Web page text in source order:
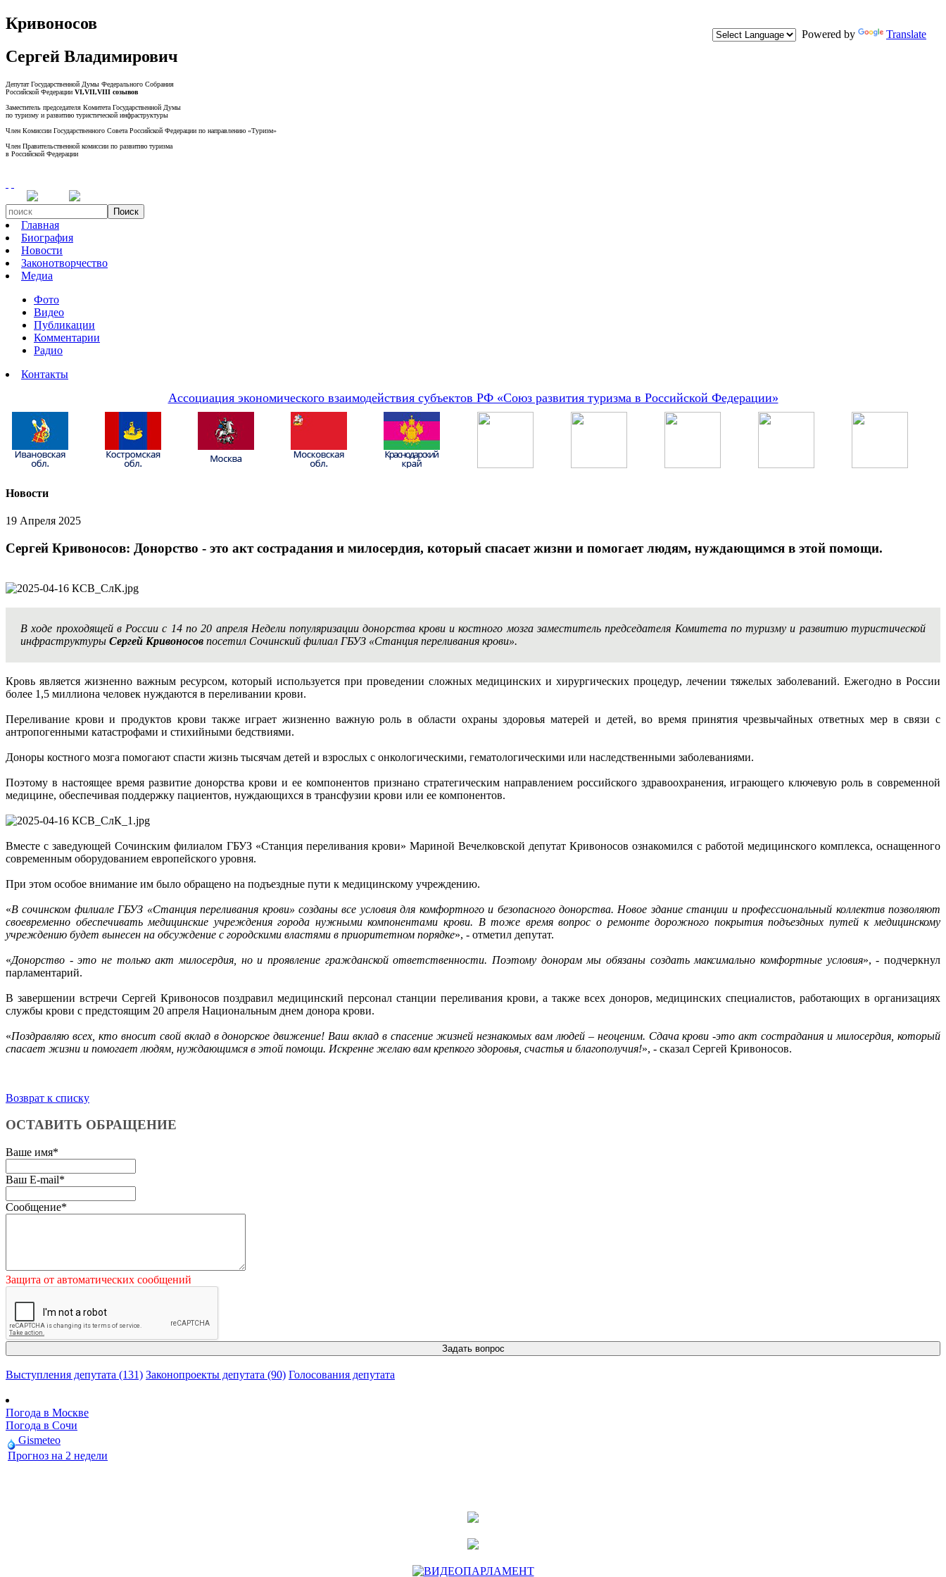
Powered by Translate
Кривоносов
Сергей Владимирович
Депутат Государственной Думы Федерального Собрания
Российской Федерации VI,VII,VIII созывов
Заместитель председателя Комитета Государственной Думы
по туризму и развитию туристической инфраструктуры
Член Комиссии Государственного Совета Российской Федерации по направлению «Туризм»
Член Правительственной комиссии по развитию туризма
в Российской Федерации
Поиск
Главная
Биография
Новости
Законотворчество
Медиа
Фото
Видео
Публикации
Комментарии
Радио
Контакты
Ассоциация экономического взаимодействия субъектов РФ «Союз развития туризма в Российской Федерации»
Новости
19 Апреля 2025
Сергей Кривоносов: Донорство - это акт сострадания и милосердия, который спасает жизни и помогает людям, нуждающимся в этой помощи.
В ходе проходящей в России с 14 по 20 апреля Недели популяризации донорства крови и костного мозга заместитель председателя Комитета по туризму и развитию туристической
инфраструктуры Сергей Кривоносов посетил Сочинский филиал ГБУЗ «Станция переливания крови».
Кровь является жизненно важным ресурсом, который используется при проведении сложных медицинских и хирургических процедур, лечении тяжелых заболеваний. Ежегодно в России
более 1,5 миллиона человек нуждаются в переливании крови.
Переливание крови и продуктов крови также играет жизненно важную роль в области охраны здоровья матерей и детей, во время принятия чрезвычайных ответных мер в связи с
антропогенными катастрофами и стихийными бедствиями.
Доноры костного мозга помогают спасти жизнь тысячам детей и взрослых с онкологическими, гематологическими или наследственными заболеваниями.
Поэтому в настоящее время развитие донорства крови и ее компонентов признано стратегическим направлением российского здравоохранения, играющего ключевую роль в современной
медицине, обеспечивая поддержку пациентов, нуждающихся в трансфузии крови или ее компонентов.
Вместе с заведующей Сочинским филиалом ГБУЗ «Станция переливания крови» Мариной Вечелковской депутат Кривоносов ознакомился с работой медицинского комплекса, оснащенного
современным оборудованием европейского уровня.
При этом особое внимание им было обращено на подъездные пути к медицинскому учреждению.
«В сочинском филиале ГБУЗ «Станция переливания крови» созданы все условия для комфортного и безопасного донорства. Новое здание станции и профессиональный коллектив позволяют
своевременно обеспечивать медицинские учреждения города нужными компонентами крови. В тоже время вопрос о ремонте дорожного покрытия подъездных путей к медицинскому
учреждению будет вынесен на обсуждение с городскими властями в приоритетном порядке», - отметил депутат.
«Донорство - это не только акт милосердия, но и проявление гражданской ответственности. Поэтому донорам мы обязаны создать максимально комфортные условия», - подчеркнул
парламентарий.
В завершении встречи Сергей Кривоносов поздравил медицинский персонал станции переливания крови, а также всех доноров, медицинских специалистов, работающих в организациях
службы крови с предстоящим 20 апреля Национальным днем донора крови.
«Поздравляю всех, кто вносит свой вклад в донорское движение! Ваш вклад в спасение жизней незнакомых вам людей – неоценим. Сдача крови -это акт сострадания и милосердия, который
спасает жизни и помогает людям, нуждающимся в этой помощи. Искренне желаю вам крепкого здоровья, счастья и благополучия!», - сказал Сергей Кривоносов.
Возврат к списку
ОСТАВИТЬ ОБРАЩЕНИЕ
Ваше имя*
Ваш E-mail*
Сообщение*
Защита от автоматических сообщений
Выступления депутата (131) Законопроекты депутата (90) Голосования депутата
Погода в Москве
Погода в Сочи
Gismeteo
Прогноз на 2 недели